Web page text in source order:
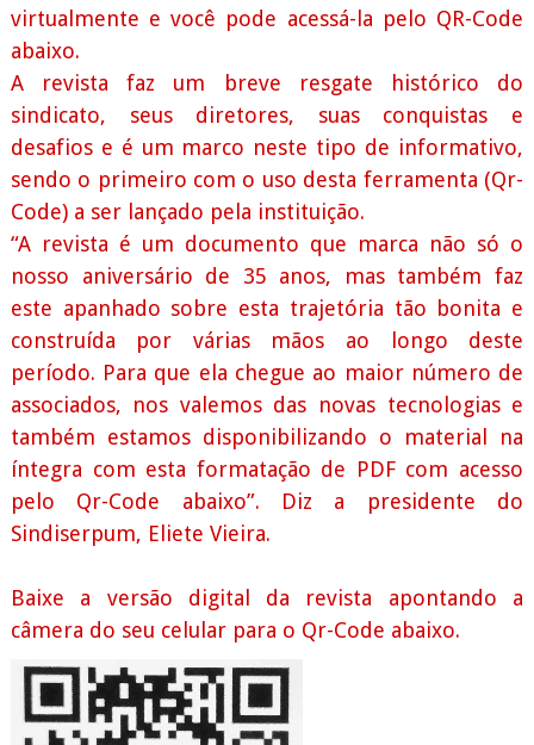
virtualmente e você pode acessá-la pelo QR-Code
abaixo.
A revista faz um breve resgate histórico do
sindicato, seus diretores, suas conquistas e
desafios e é um marco neste tipo de informativo,
sendo o primeiro com o uso desta ferramenta (Qr-
Code) a ser lançado pela instituição.
“A revista é um documento que marca não só o
nosso aniversário de 35 anos, mas também faz
este apanhado sobre esta trajetória tão bonita e
construída por várias mãos ao longo deste
período. Para que ela chegue ao maior número de
associados, nos valemos das novas tecnologias e
também estamos disponibilizando o material na
íntegra com esta formatação de PDF com acesso
pelo Qr-Code abaixo”. Diz a presidente do
Sindiserpum, Eliete Vieira.
Baixe a versão digital da revista apontando a
câmera do seu celular para o Qr-Code abaixo.